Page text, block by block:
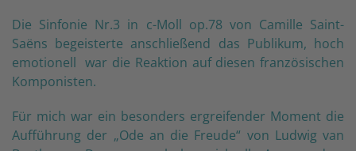
Die Sinfonie Nr.3 in c-Moll op.78 von Camille Saint-
Saëns begeisterte anschließend das Publikum, hoch
emotionell war die Reaktion auf diesen französischen
Komponisten.
Für mich war ein besonders ergreifender Moment die
Aufführung der „Ode an die Freude“ von Ludwig van